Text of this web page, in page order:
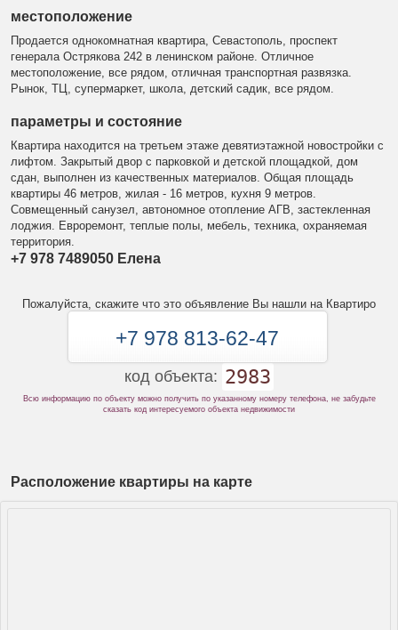
местоположение
Продается однокомнатная квартира, Севастополь, проспект
генерала Острякова 242 в ленинском районе. Отличное
местоположение, все рядом, отличная транспортная развязка.
Рынок, ТЦ, супермаркет, школа, детский садик, все рядом.
параметры и состояние
Квартира находится на третьем этаже девятиэтажной новостройки с
лифтом. Закрытый двор с парковкой и детской площадкой, дом
сдан, выполнен из качественных материалов. Общая площадь
квартиры 46 метров, жилая - 16 метров, кухня 9 метров.
Совмещенный санузел, автономное отопление АГВ, застекленная
лоджия. Евроремонт, теплые полы, мебель, техника, охраняемая
территория.
+7 978 7489050 Елена
Пожалуйста, скажите что это объявление Вы нашли на Квартиро
+7 978 813-62-47
код объекта: 2983
Всю информацию по объекту можно получить по указанному номеру телефона, не забудьте
сказать код интересуемого объекта недвижимости
Расположение квартиры на карте